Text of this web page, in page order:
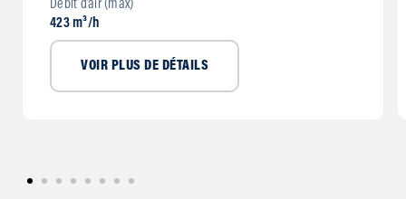
Débit d’air (max)
423 m³/h
VOIR PLUS DE DÉTAILS